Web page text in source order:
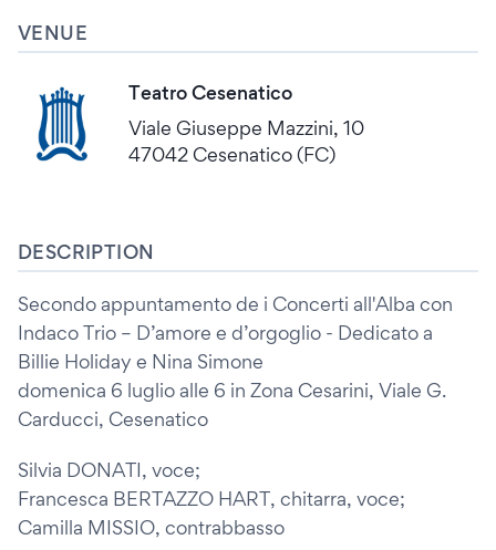
VENUE
Teatro Cesenatico
Viale Giuseppe Mazzini, 10
47042 Cesenatico (FC)
DESCRIPTION
Secondo appuntamento de i Concerti all'Alba con
Indaco Trio – D’amore e d’orgoglio - Dedicato a
Billie Holiday e Nina Simone
domenica 6 luglio alle 6 in Zona Cesarini, Viale G.
Carducci, Cesenatico
Silvia DONATI, voce;
Francesca BERTAZZO HART, chitarra, voce;
Camilla MISSIO, contrabbasso